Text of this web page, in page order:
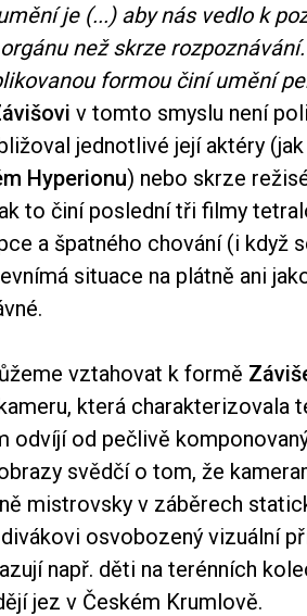
je (...) aby nás vedlo k
než skrze rozpoznávání.
formou činí umění
v tomto smyslu není
jednotlivé její aktéry
Hyperionu) nebo skrze
to činí poslední tři filmy
a špatného chování (i když
situace na plátně ani
vztahovat k formě
která charakterizovala
odvíjí od pečlivě
svědčí o tom, že
mistrovsky v záběrech
osvobozený vizuální
např. děti na terénních
jez v Českém Krumlově.